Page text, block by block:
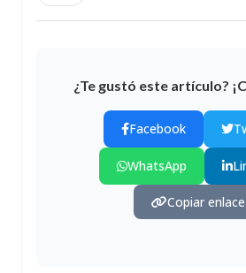
¿Te gustó este artículo?
Facebook
WhatsApp
Copiar enlace